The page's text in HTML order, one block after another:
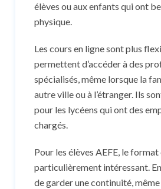
élèves ou aux enfants qui ont
physique.
Les cours en ligne sont plus
permettent d’accéder à des
spécialisés, même lorsque la
autre ville ou à l’étranger. Ils
pour les lycéens qui ont des
chargés.
Pour les élèves AEFE, le
particulièrement intéressant.
de garder une continuité,